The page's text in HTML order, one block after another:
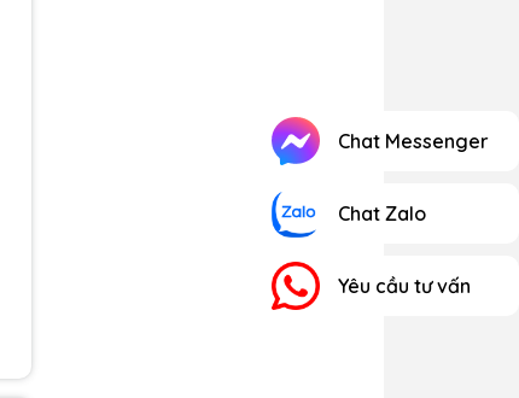
Chat Messenger
Chat Zalo
Yêu cầu tư vấn